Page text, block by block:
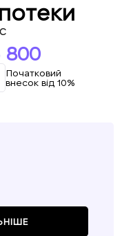
800
Початковий
внесок від 10%